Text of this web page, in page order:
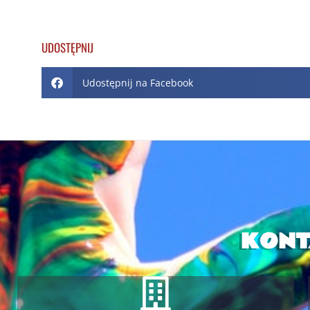
UDOSTĘPNIJ
Udostępnij na Facebook